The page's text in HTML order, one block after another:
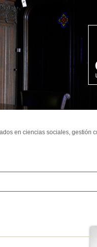
en ciencias sociales, gestión